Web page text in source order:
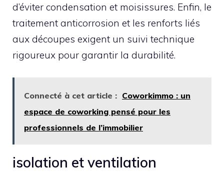
d’éviter condensation et moisissures. Enfin, le
traitement anticorrosion et les renforts liés
aux découpes exigent un suivi technique
rigoureux pour garantir la durabilité.
Connecté à cet article : Coworkimmo : un
espace de coworking pensé pour les
professionnels de l’immobilier
isolation et ventilation